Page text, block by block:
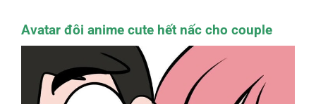
Avatar đôi anime cute hết nấc cho couple